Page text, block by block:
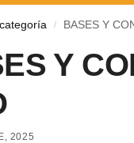
/ BASES Y
Y
2025